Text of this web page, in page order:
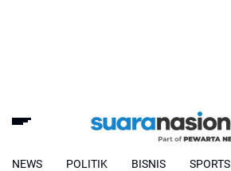
NEWS POLITIK BISNIS SPORTS